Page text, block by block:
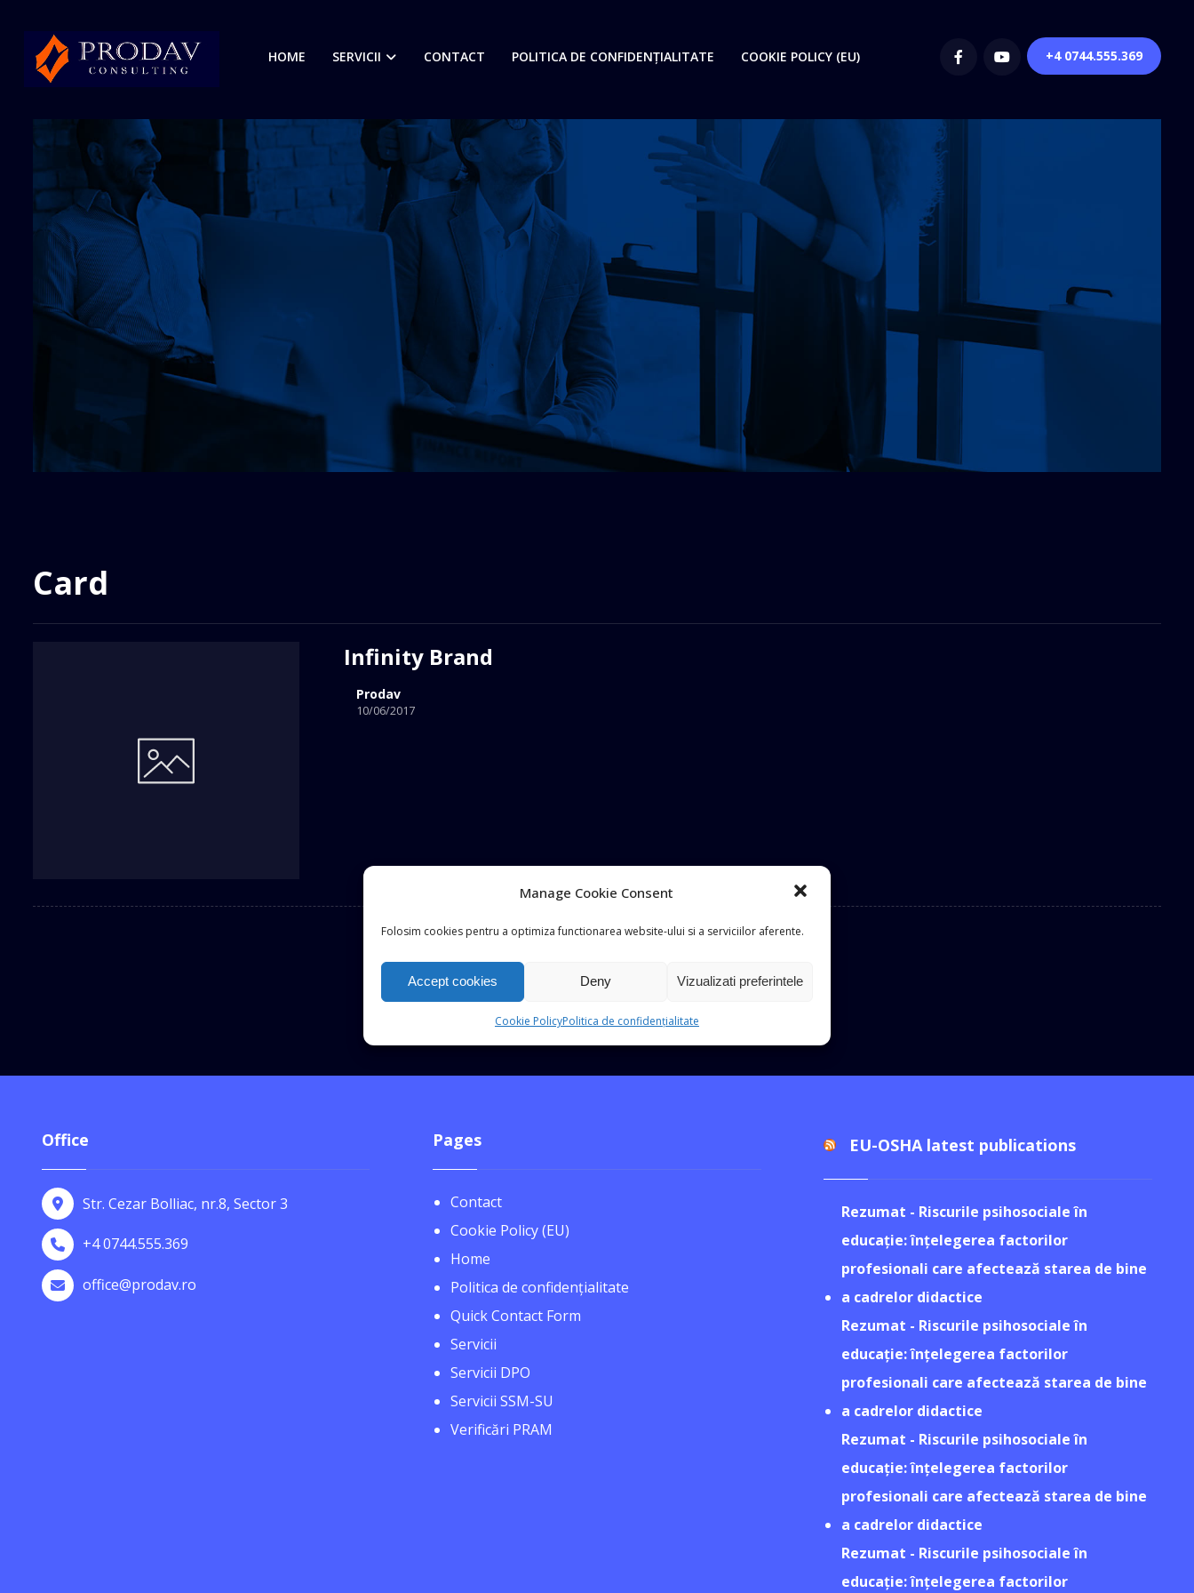
Manage Cookie Consent
Folosim cookies pentru a optimiza functionarea website-ului si a serviciilor aferente.
Accept cookies Deny Vizualizati preferintele
Cookie PolicyPolitica de confidențialitate
HOME SERVICII CONTACT POLITICA DE CONFIDENȚIALITATE COOKIE POLICY (EU) +4 0744.555.369
Card
Infinity Brand
Prodav
10/06/2017
Office
Str. Cezar Bolliac, nr.8, Sector 3
+4 0744.555.369
office@prodav.ro
Pages
Contact
Cookie Policy (EU)
Home
Politica de confidențialitate
Quick Contact Form
Servicii
Servicii DPO
Servicii SSM-SU
Verificări PRAM
EU-OSHA latest publications
Rezumat - Riscurile psihosociale în
educație: înțelegerea factorilor
profesionali care afectează starea de bine
a cadrelor didactice
Rezumat - Riscurile psihosociale în
educație: înțelegerea factorilor
profesionali care afectează starea de bine
a cadrelor didactice
Rezumat - Riscurile psihosociale în
educație: înțelegerea factorilor
profesionali care afectează starea de bine
a cadrelor didactice
Rezumat - Riscurile psihosociale în
educație: înțelegerea factorilor